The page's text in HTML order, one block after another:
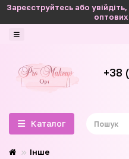
Зареєструйтесь або
оптових
+38
Каталог
Інше